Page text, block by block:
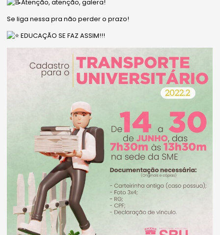
Atenção, atenção, galera!
Se liga nessa pra não perder o prazo!
EDUCAÇÃO SE FAZ ASSIM!!!